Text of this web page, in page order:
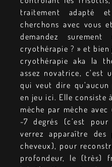
traitement adapté
cherchons avec vous
demandez
cryothérapie ? » et
cryothérapie aka la
assez novatrice, c’est
qui veut dire
en jeu ici. Elle consiste
mèche par mèche
-7 degrés (c’est
verrez apparaître
cheveux), pour
profondeur, le (très)